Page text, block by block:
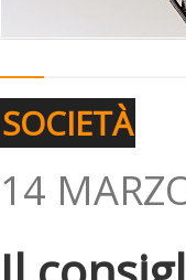
SOCIETÀ
14